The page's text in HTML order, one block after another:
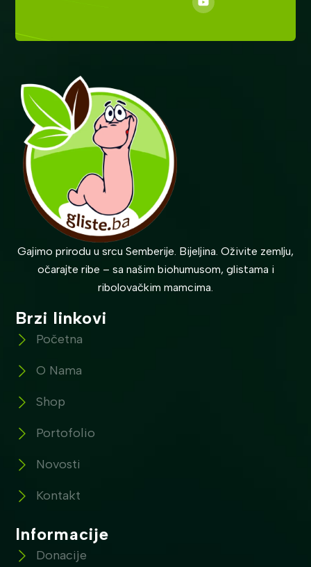
Gajimo prirodu u srcu Semberije. Bijeljina. Oživite zemlju,
očarajte ribe – sa našim biohumusom, glistama i
ribolovačkim mamcima.
Brzi linkovi
Početna
O Nama
Shop
Portofolio
Novosti
Kontakt
Informacije
Donacije